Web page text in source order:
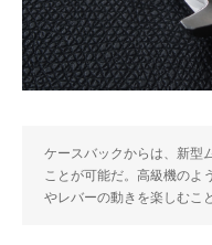
ケースバックからは、新型
ことが可能だ。高級機のよ
やレバーの動きを楽しむこ